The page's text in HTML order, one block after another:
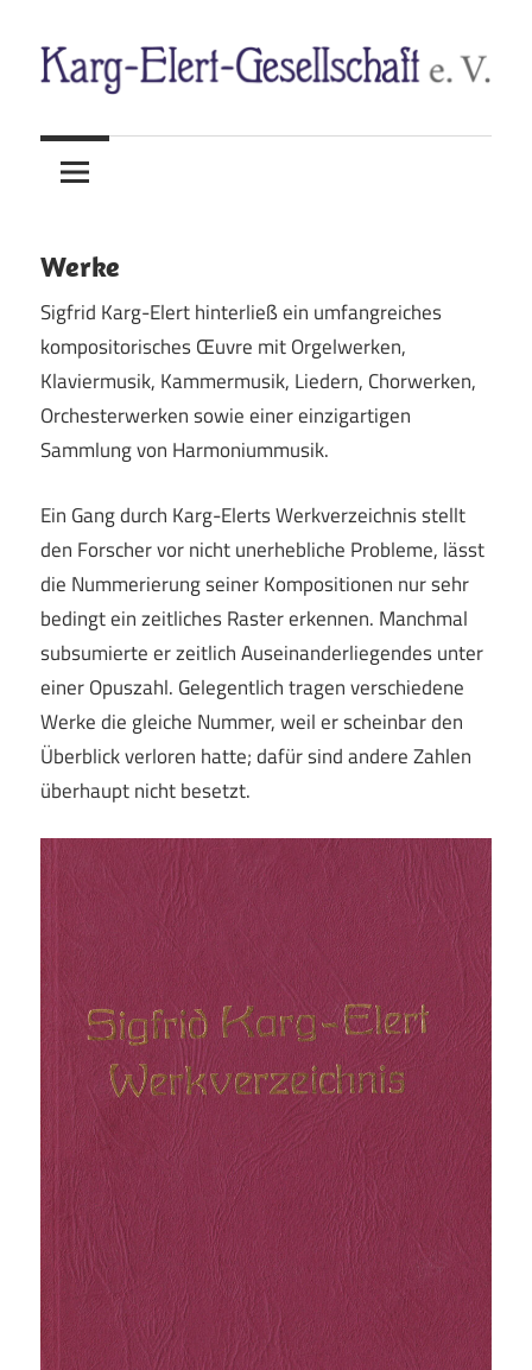
Inhalt
springen
Karg-
Elert-
Gesellschaft
e.
V.
Karg-
Elert
Werke
Sigfrid Karg-Elert hinterließ ein umfangreiches
kompositorisches Œuvre mit Orgelwerken,
Klaviermusik, Kammermusik, Liedern, Chorwerken,
Orchesterwerken sowie einer einzigartigen
Sammlung von Harmoniummusik.
Ein Gang durch Karg-Elerts Werkverzeichnis stellt
den Forscher vor nicht unerhebliche Probleme, lässt
die Nummerierung seiner Kompositionen nur sehr
bedingt ein zeitliches Raster erkennen. Manchmal
subsumierte er zeitlich Auseinanderliegendes unter
einer Opuszahl. Gelegentlich tragen verschiedene
Werke die gleiche Nummer, weil er scheinbar den
Überblick verloren hatte; dafür sind andere Zahlen
überhaupt nicht besetzt.